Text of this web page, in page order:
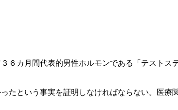
カ月間代表的男性ホルモンである「テストス
たという事実を証明しなければならない。医